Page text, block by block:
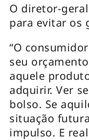
O diretor-
para evitar os
“O
seu
aquele
adquirir. Ver
bolso. Se
situação
impulso. E